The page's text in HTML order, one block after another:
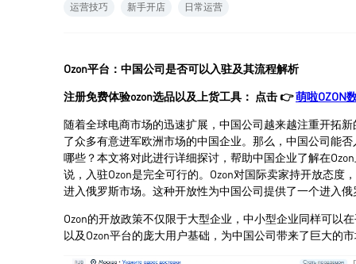
运营技巧 新手开店 日常运营